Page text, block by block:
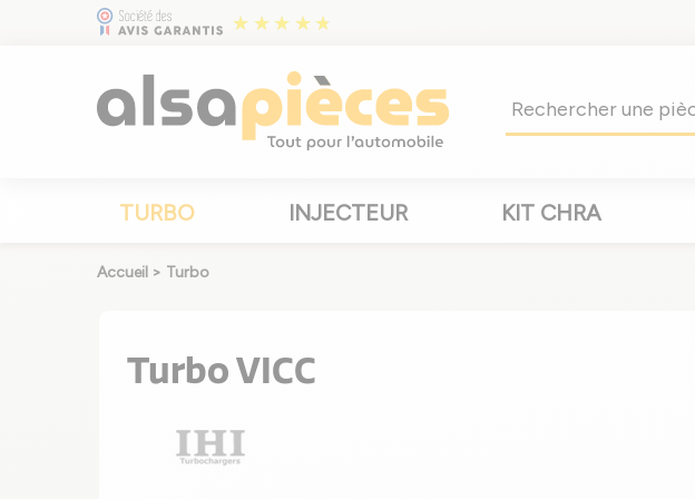
TURBO INJECTEUR KIT CHRA
Accueil > Turbo
Turbo VICC